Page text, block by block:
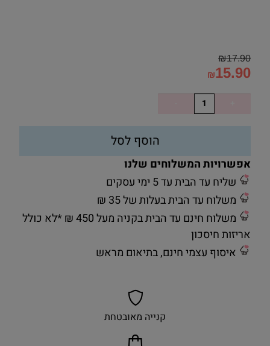
₪17.90
₪15.90
הוסף לסל
אפשרויות המשלוחים שלנו
שליח עד הבית עד 5 ימי עסקים
משלוח עד הבית בעלות של 35 ₪
משלוח חינם עד הבית בקניה מעל 450 ₪ *לא כולל
אריזות חיסכון
איסוף עצמי חינם, בתיאום מראש
קנייה מאובטחת